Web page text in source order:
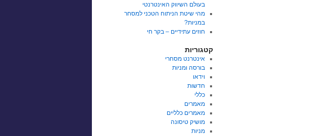
בעולם השיווק האינטרנטי
מהי שיטת הניתוח הטכני למסחר
במניות?
חוזים עתידיים – בקר חי
קטגוריות
אינטרנט מסחרי
בורסה ומניות
וידאו
חדשות
כללי
מאמרים
מאמרים כלליים
מושיק טיסונה
מניות